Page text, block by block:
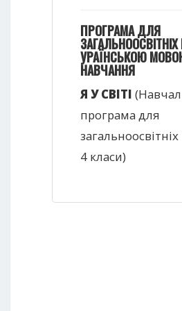
ПРОГРАМА ДЛЯ
УРАЇНСЬКОЮ
НАВЧАННЯ
Я У СВІТІ
програма для
4 класи)